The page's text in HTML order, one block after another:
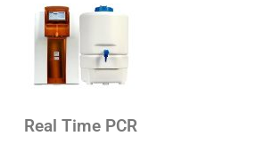
Real Time PCR